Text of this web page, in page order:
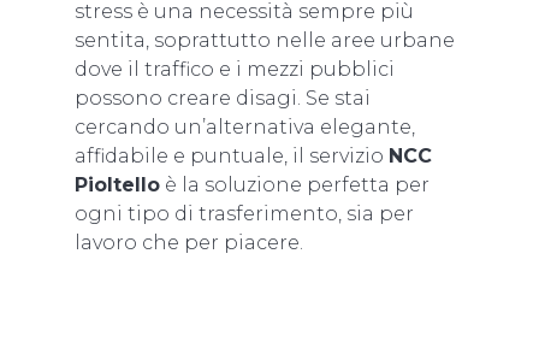
stress è una necessità sempre più
sentita, soprattutto nelle aree urbane
dove il traffico e i mezzi pubblici
possono creare disagi. Se stai
cercando un’alternativa elegante,
affidabile e puntuale, il servizio NCC
Pioltello è la soluzione perfetta per
ogni tipo di trasferimento, sia per
lavoro che per piacere.